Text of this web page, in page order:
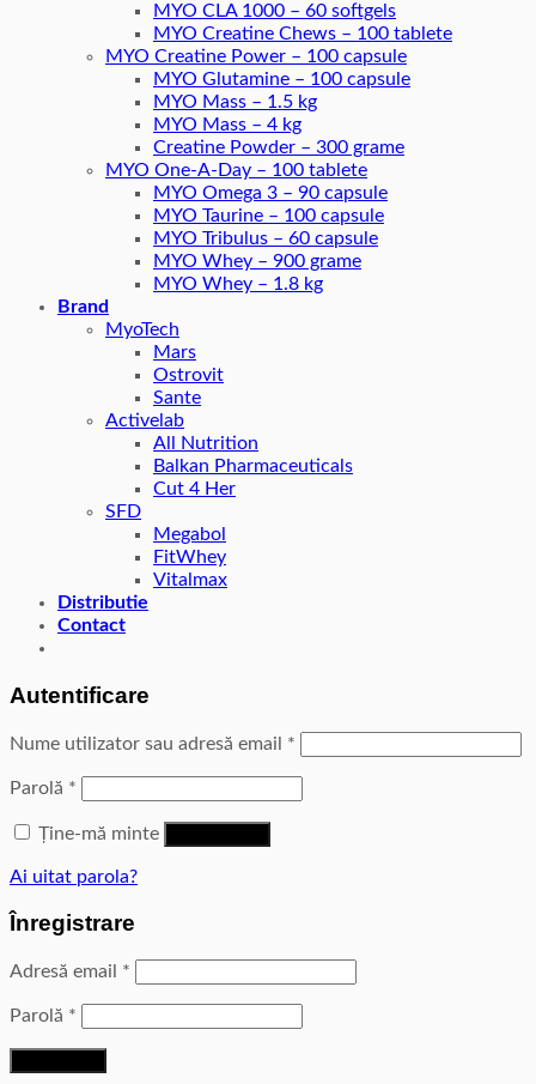
MYO CLA 1000 – 60 softgels
MYO Creatine Chews – 100 tablete
MYO Creatine Power – 100 capsule
MYO Glutamine – 100 capsule
MYO Mass – 1.5 kg
MYO Mass – 4 kg
Creatine Powder – 300 grame
MYO One-A-Day – 100 tablete
MYO Omega 3 – 90 capsule
MYO Taurine – 100 capsule
MYO Tribulus – 60 capsule
MYO Whey – 900 grame
MYO Whey – 1.8 kg
Brand
MyoTech
Mars
Ostrovit
Sante
Activelab
All Nutrition
Balkan Pharmaceuticals
Cut 4 Her
SFD
Megabol
FitWhey
Vitalmax
Distributie
Contact
Autentificare
Nume utilizator sau adresă email *
Parolă *
Ține-mă minte
Ai uitat parola?
Înregistrare
Adresă email *
Parolă *